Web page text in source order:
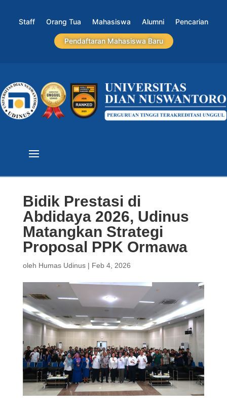
Staff Orang Tua Mahasiswa Alumni Pencarian
Pendaftaran Mahasiswa Baru
Bidik Prestasi di
Abdidaya 2026, Udinus
Matangkan Strategi
Proposal PPK Ormawa
oleh Humas Udinus| Feb 4, 2026